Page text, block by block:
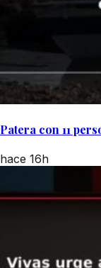
Patera con 11
hace 16h